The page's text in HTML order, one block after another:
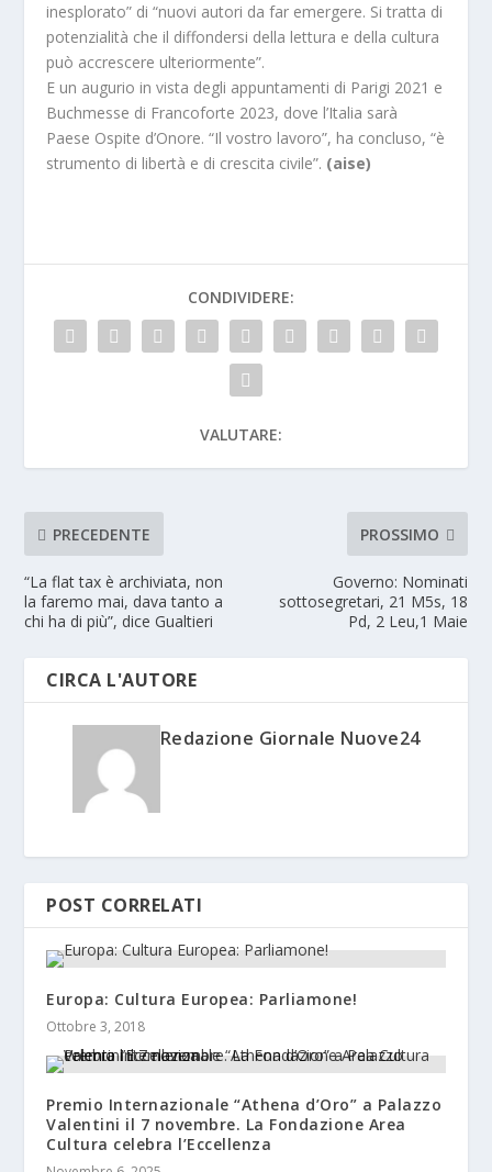
inesplorato” di “nuovi autori da far emergere. Si tratta di
potenzialità che il diffondersi della lettura e della cultura
può accrescere ulteriormente”.
E un augurio in vista degli appuntamenti di Parigi 2021 e
Buchmesse di Francoforte 2023, dove l’Italia sarà
Paese Ospite d’Onore. “Il vostro lavoro”, ha concluso, “è
strumento di libertà e di crescita civile”. (aise)
CONDIVIDERE:
VALUTARE:
PRECEDENTE
“La flat tax è ​archiviata, non
la faremo mai, dava tanto a
chi ha di più”, dice Gualtieri
PROSSIMO
Governo: Nominati
sottosegretari, 21 M5s, 18
Pd, 2 Leu,1 Maie
CIRCA L'AUTORE
Redazione Giornale Nuove24
POST CORRELATI
Europa: Cultura Europea: Parliamone!
Ottobre 3, 2018
Premio Internazionale “Athena d’Oro” a Palazzo
Valentini il 7 novembre. La Fondazione Area
Cultura celebra l’Eccellenza